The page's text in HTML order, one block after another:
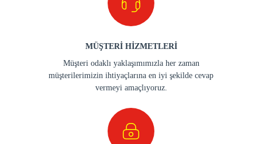
MÜŞTERİ HİZMETLERİ
Müşteri odaklı yaklaşımımızla her zaman
müşterilerimizin ihtiyaçlarına en iyi şekilde cevap
vermeyi amaçlıyoruz.